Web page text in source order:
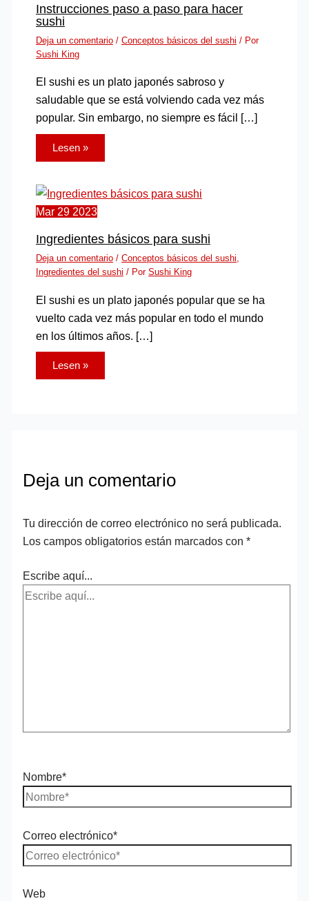
Instrucciones paso a paso para hacer
sushi
Deja un comentario / Conceptos básicos del sushi / Por
Sushi King
El sushi es un plato japonés sabroso y
saludable que se está volviendo cada vez más
popular. Sin embargo, no siempre es fácil […]
Lesen »
Mar 29 2023
Ingredientes básicos para sushi
Deja un comentario / Conceptos básicos del sushi,
Ingredientes del sushi / Por Sushi King
El sushi es un plato japonés popular que se ha
vuelto cada vez más popular en todo el mundo
en los últimos años. […]
Lesen »
Deja un comentario
Tu dirección de correo electrónico no será publicada.
Los campos obligatorios están marcados con*
Escribe aquí...
Nombre*
Correo electrónico*
Web